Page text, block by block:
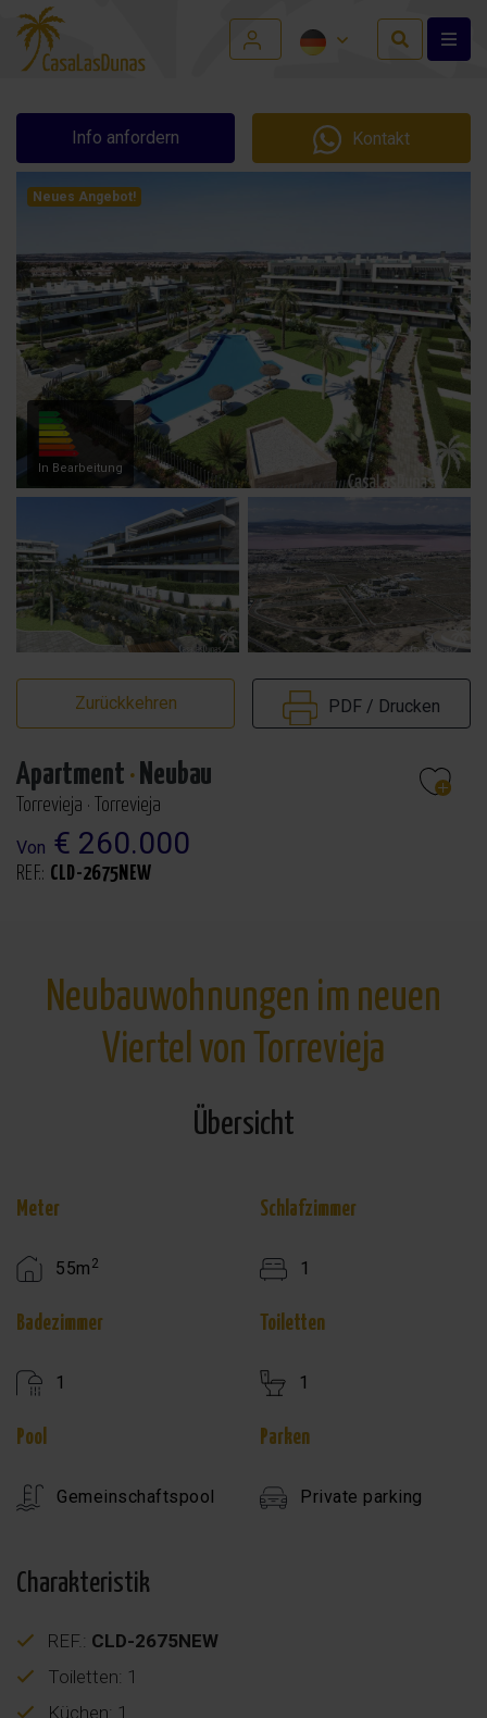
Info anfordern Kontakt
Neues Angebot!
In Bearbeitung
Zurückkehren PDF / Drucken
Apartment · Neubau
Torrevieja · Torrevieja
Von € 260.000
REF.: CLD-2675NEW
Neubauwohnungen im neuen
Viertel von Torrevieja
Übersicht
Meter
55m 2
Schlafzimmer
1
Badezimmer
1
Toiletten
1
Pool
Gemeinschaftspool
Parken
Private parking
Charakteristik
REF.: CLD-2675NEW
Toiletten: 1
Küchen: 1